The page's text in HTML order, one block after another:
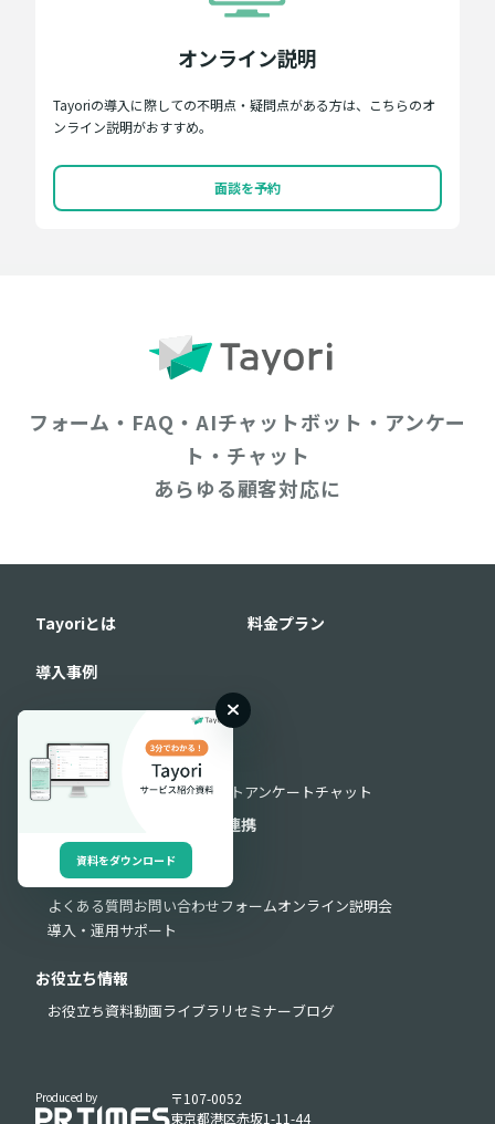
オンライン説明
Tayoriの導入に際しての不明点・疑問点がある方は、こちらのオ
ンライン説明がおすすめ。
面談を予約
フォーム・FAQ・AIチャットボット・アンケー
ト・チャット
あらゆる顧客対応に
Tayoriとは 料金プラン
導入事例
機能一覧
フォームFAQ AIチャットボットアンケートチャット
API連携
サポート
よくある質問お問い合わせフォームオンライン説明会
導入・運用サポート
お役立ち情報
お役立ち資料動画ライブラリ セミナーブログ
Produced by
〒107-0052
東京都港区赤坂1-11-44
資料をダウンロード